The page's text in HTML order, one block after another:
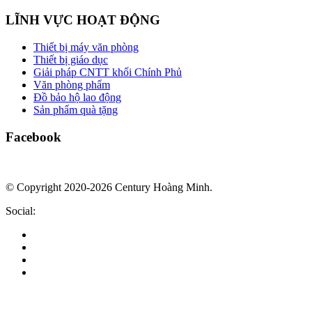
LĨNH VỰC HOẠT ĐỘNG
Thiết bị máy văn phòng
Thiết bị giáo dục
Giải pháp CNTT khối Chính Phủ
Văn phòng phẩm
Đồ bảo hộ lao động
Sản phẩm quà tặng
Facebook
© Copyright 2020-2026 Century Hoàng Minh.
Social: